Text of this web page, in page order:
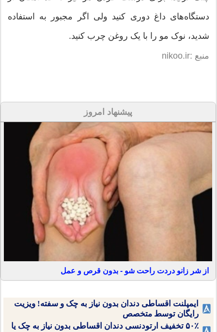
دستگاه‌های داغ دوری‌ کنید ولی اگر مجبور به استفاده
شدید، نوک مو را با یک روغن چرب کنید.
منبع :nikoo.ir
پیشنهاد امروز
از شر زانو دردت راحت شو - بدون قرص و عمل
ایمپلنت اقساطی دندان بدون نیاز به چک و سفته! ویزیت
رایگان توسط متخصص
۵۰٪ تخفیف ارتودنسی دندان اقساطی بدون نیاز به چک یا